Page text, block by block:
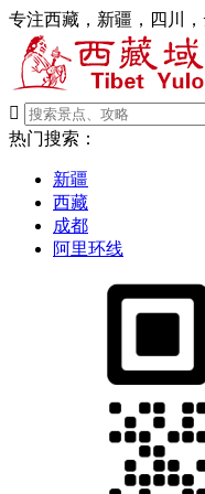
专注西藏，新疆，四川

热门搜索：
新疆
西藏
成都
阿里环线